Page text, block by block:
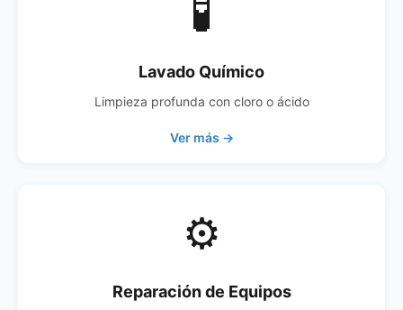
🧪
Lavado Químico
Limpieza profunda con cloro o ácido
Ver más →
⚙️
Reparación de Equipos